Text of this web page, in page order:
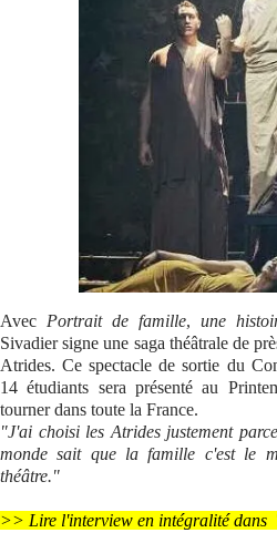
Avec Portrait de famille, une
Sivadier signe une saga théâtrale de
Atrides. Ce spectacle de sortie du
14 étudiants sera présenté au
tourner dans toute la France.
"J'ai choisi les Atrides justement
monde sait que la famille c'est le
théâtre."
>> Lire l'interview en intégralité dans